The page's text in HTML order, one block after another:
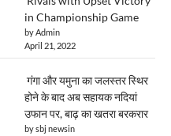
in Championship Game
by Admin
April 21, 2022
गंगा और यमुना का जलस्तर स्थिर
होने के बाद अब सहायक नदियां
उफान पर, बाढ़ का खतरा बरकरार
by sbj newsin